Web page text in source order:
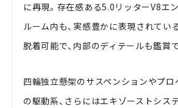
に再現。存在感ある5.0リッターV8エ
ルーム内も、実感豊かに表現されてい
脱着可能で、内部のディテールも鑑賞
四輪独立懸架のサスペンションやプ
の駆動系、さらにはエキゾーストシス